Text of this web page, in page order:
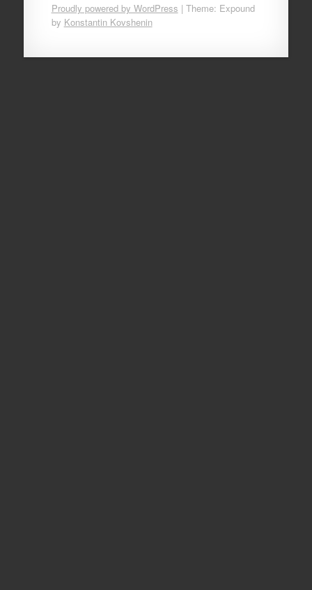
Proudly powered by WordPress | Theme: Expound
by Konstantin Kovshenin